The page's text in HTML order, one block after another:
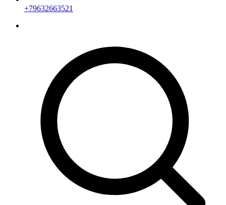
+79632663521